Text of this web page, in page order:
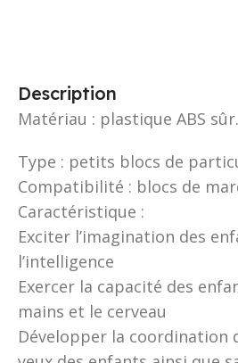
Description
Matériau : plastique ABS sûr.
Type : petits blocs de
Compatibilité : blocs de
Caractéristique :
Exciter l’imagination des
l’intelligence
Exercer la capacité des
mains et le cerveau
Développer la coordination